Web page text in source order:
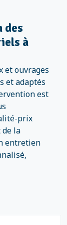
des
à
et ouvrages
et adaptés
est
prix
la
entretien